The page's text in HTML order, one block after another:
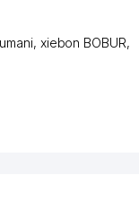
, xiеbon BOBUR,